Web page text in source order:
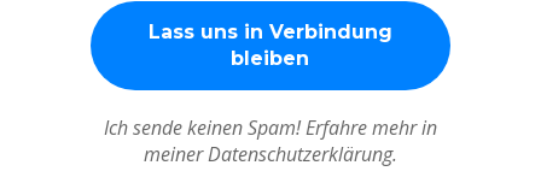
Ich sende keinen Spam! Erfahre mehr in
meiner Datenschutzerklärung.